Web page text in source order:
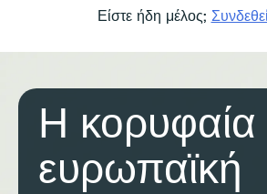
Είστε ήδη μέλος;
Η κορυφαία
ευρωπαϊκή